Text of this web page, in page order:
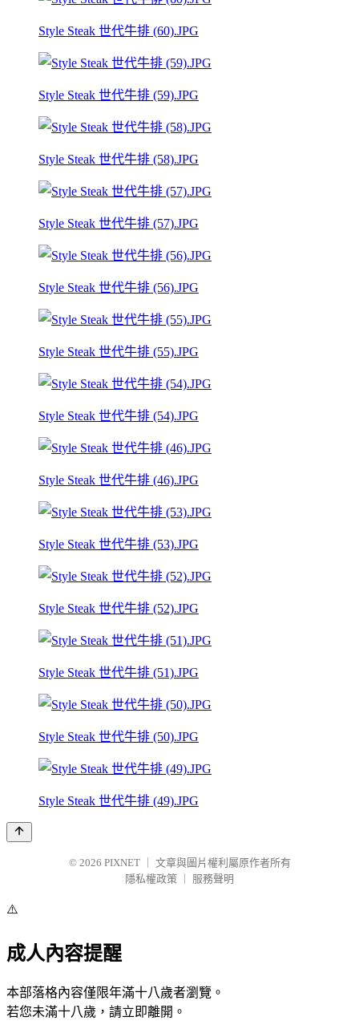
Style Steak 世代牛排 (60).JPG
Style Steak 世代牛排 (59).JPG
Style Steak 世代牛排 (58).JPG
Style Steak 世代牛排 (57).JPG
Style Steak 世代牛排 (56).JPG
Style Steak 世代牛排 (55).JPG
Style Steak 世代牛排 (54).JPG
Style Steak 世代牛排 (46).JPG
Style Steak 世代牛排 (53).JPG
Style Steak 世代牛排 (52).JPG
Style Steak 世代牛排 (51).JPG
Style Steak 世代牛排 (50).JPG
Style Steak 世代牛排 (49).JPG
© 2026 PIXNET
文章與圖片權利屬原作者所有
隱私權政策
服務聲明
⚠️
成人內容提醒
本部落格內容僅限年滿十八歲者瀏覽。
若您未滿十八歲，請立即離開。